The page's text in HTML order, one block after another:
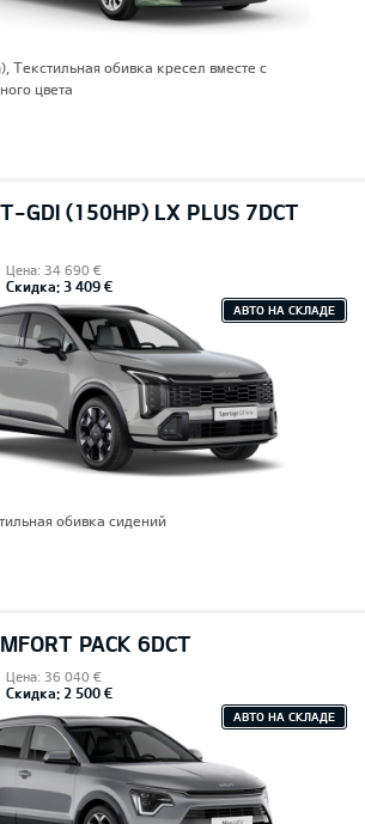
Текстильная обивка кресел вместе с
цвета
GDI (150HP) LX PLUS 7DCT
Цена: 34 690 €
Скидка: 3 409 €
АВТО НА СКЛАДЕ
обивка сидений
PACK 6DCT
Цена: 36 040 €
Скидка: 2 500 €
АВТО НА СКЛАДЕ